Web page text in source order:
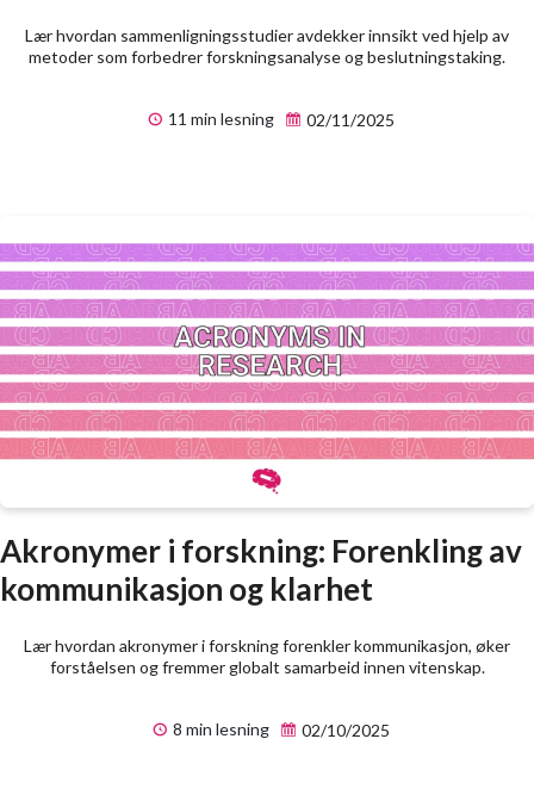
Lær hvordan sammenligningsstudier avdekker innsikt ved hjelp av
metoder som forbedrer forskningsanalyse og beslutningstaking.
11 min lesning 02/11/2025
Akronymer i forskning: Forenkling av
kommunikasjon og klarhet
Lær hvordan akronymer i forskning forenkler kommunikasjon, øker
forståelsen og fremmer globalt samarbeid innen vitenskap.
8 min lesning 02/10/2025